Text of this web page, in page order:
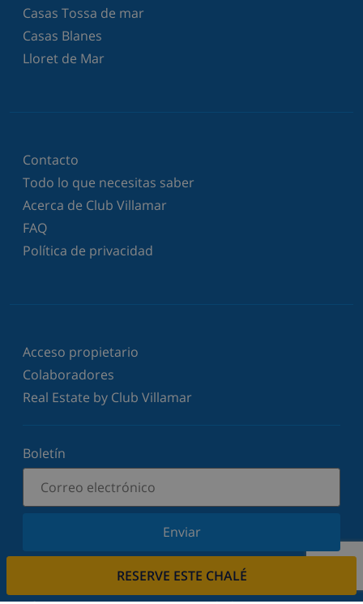
RESERVE ESTE CHALÉ
Casas Tossa de mar
Casas Blanes
Lloret de Mar
Contacto
Todo lo que necesitas saber
Acerca de Club Villamar
FAQ
Política de privacidad
Acceso propietario
Colaboradores
Real Estate by Club Villamar
Boletín
Enviar
Suscríbase a nuestro boletín y manténgase